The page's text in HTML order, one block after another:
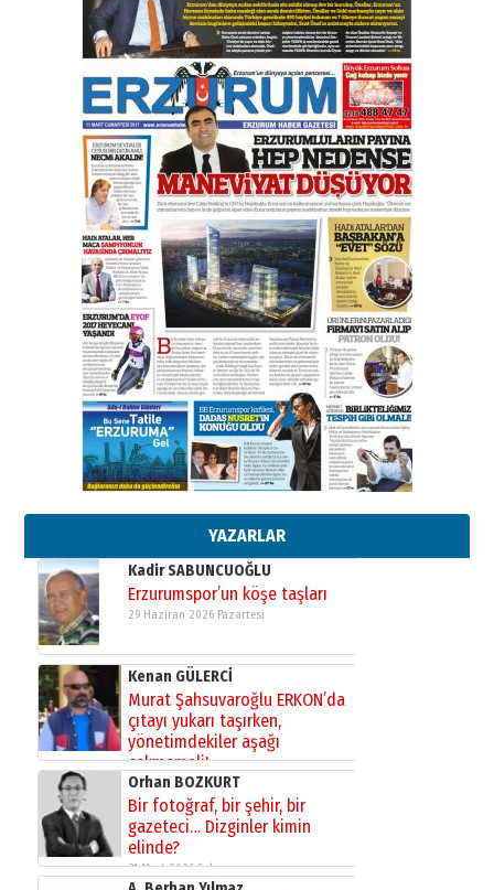
YAZARLAR
çekmemeli!
17 Şubat 2026 SalıOrhan BOZKURT
Bir fotoğraf, bir şehir, bir
gazeteci… Dizginler kimin
elinde?
31 Mart 2026 Salı
A. Berhan Yılmaz
BİR BÖLÜM DEĞİL, BİR ÖMÜR
SEÇİYORSUNUZ… “NEDEN
ATATÜRK ÜNİVERSİTESİ?”
28 Temmuz 2026 Salı
Ahmet Gökhan YAZICI
Ahmed Yesevi’den bir Alperen…
”Reisimiz” idi… Hakka yürüdü.!
26 Mart 2026 Perşembe
Cem Bakırcı
Ardında bıraktığı hatıralarıyla
gönül adamı Faruk Terzioğlu!
13 Mayıs 2026 Çarşamba
Esat BİNDESEN
Başkan Sekmen’den Erzurum’a
bir vizyon proje daha!
02 Ağustos 2026 Pazar
Kadir SABUNCUOĞLU
Erzurumspor’un köşe taşları
29 Haziran 2026 Pazartesi
Kenan GÜLERCİ
Murat Şahsuvaroğlu ERKON’da
çıtayı yukarı taşırken,
yönetimdekiler aşağı
çekmemeli!
17 Şubat 2026 SalıOrhan BOZKURT
Bir fotoğraf, bir şehir, bir
gazeteci… Dizginler kimin
elinde?
31 Mart 2026 Salı